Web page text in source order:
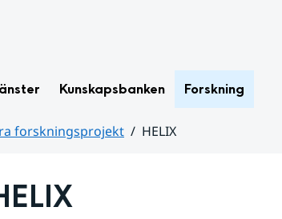
Kunskapsbanken Forskning
forskningsprojekt
HELIX